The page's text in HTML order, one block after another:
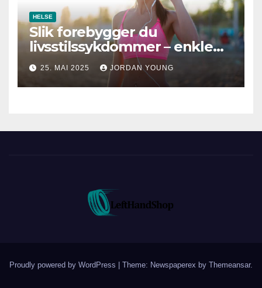
HELSE
Slik forebygger du
livsstilssykdommer – enkle
vaner for bedre helse og
langvarig velvære
25. MAI 2025 JORDAN YOUNG
Proudly powered by WordPress Theme: Newspaperex by Themeansar.